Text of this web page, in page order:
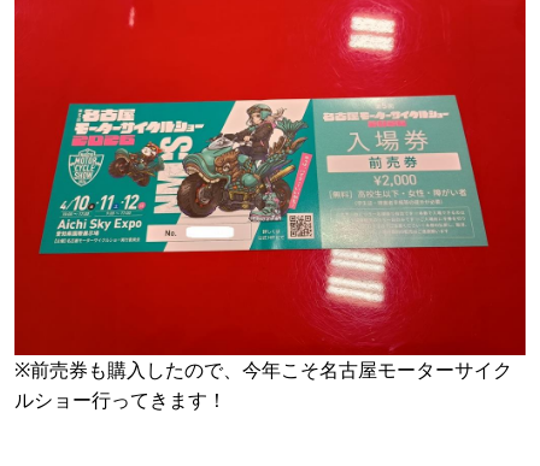
※前売券も購入したので、今年こそ名古屋モーターサイク
ルショー行ってきます！